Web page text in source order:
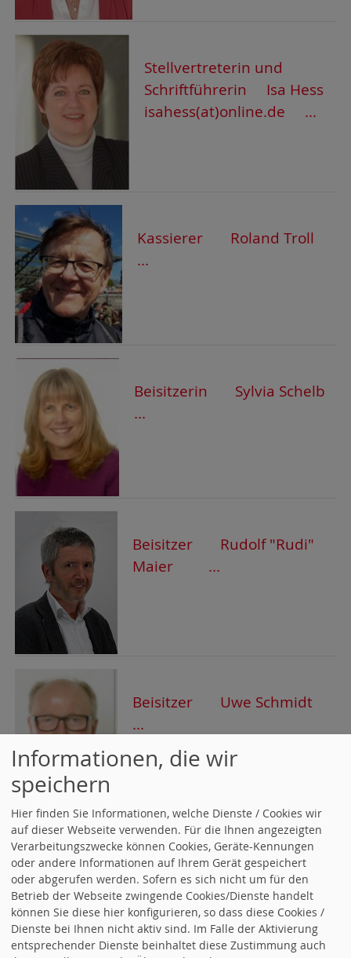
Stellvertreterin und
Schriftführerin Isa Hess
isahess(at)online.de ...
Kassierer Roland Troll
...
Beisitzerin Sylvia Schelb
...
Beisitzer Rudolf "Rudi"
Maier ...
Beisitzer Uwe Schmidt
...
aktuelle Artikel
23.12.2025 Günter Lindemann
01.12.2025 Mitgliederversammlung
Informationen, die wir
speichern
Hier finden Sie Informationen, welche Dienste / Cookies wir
auf dieser Webseite verwenden. Für die Ihnen angezeigten
Verarbeitungszwecke können Cookies, Geräte-Kennungen
oder andere Informationen auf Ihrem Gerät gespeichert
oder abgerufen werden. Sofern es sich nicht um für den
Betrieb der Webseite zwingende Cookies/Dienste handelt
können Sie diese hier konfigurieren, so dass diese Cookies /
Dienste bei Ihnen nicht aktiv sind. Im Falle der Aktivierung
entsprechender Dienste beinhaltet diese Zustimmung auch